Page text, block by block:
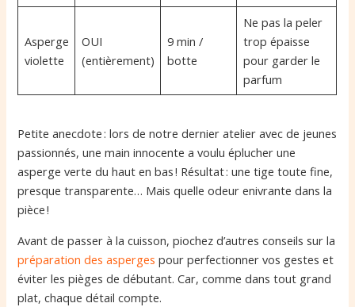
Asperge
violette
OUI
(entièrement)
9 min /
botte
Ne pas la peler
trop épaisse
pour garder le
parfum
Petite anecdote : lors de notre dernier atelier avec de jeunes
passionnés, une main innocente a voulu éplucher une
asperge verte du haut en bas ! Résultat : une tige toute fine,
presque transparente… Mais quelle odeur enivrante dans la
pièce !
Avant de passer à la cuisson, piochez d’autres conseils sur la
préparation des asperges pour perfectionner vos gestes et
éviter les pièges de débutant. Car, comme dans tout grand
plat, chaque détail compte.